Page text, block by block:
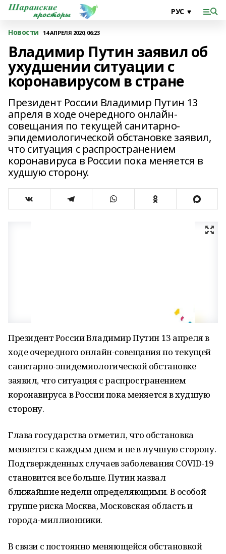
Новости 14 АПРЕЛЯ 2020, 06:23
Владимир Путин заявил об
ухудшении ситуации с
коронавирусом в стране
Президент России Владимир Путин 13
апреля в ходе очередного онлайн-
совещания по текущей санитарно-
эпидемиологической обстановке заявил,
что ситуация с распространением
коронавируса в России пока меняется в
худшую сторону.
Президент России Владимир Путин 13 апреля в
ходе очередного онлайн-совещания по текущей
санитарно-эпидемиологической обстановке
заявил, что ситуация с распространением
коронавируса в России пока меняется в худшую
сторону.
Глава государства отметил, что обстановка
меняется с каждым днем и не в лучшую сторону.
Подтвержденных случаев заболевания COVID-19
становится все больше. Путин назвал
ближайшие недели определяющими. В особой
группе риска Москва, Московская область и
города-миллионники.
В связи с постоянно меняющейся обстановкой